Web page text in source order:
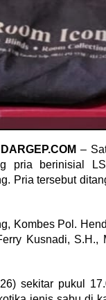
–
pria berinisial
Pria tersebut
Kombes Pol.
Kusnadi,
sekitar pukul